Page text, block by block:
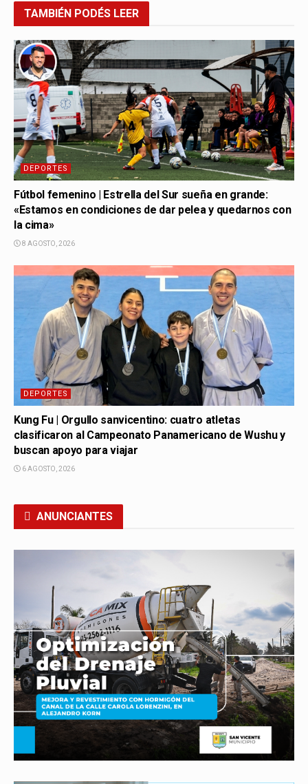
TAMBIÉN PODÉS LEER
DEPORTES
Fútbol femenino | Estrella del Sur sueña en grande:
«Estamos en condiciones de dar pelea y quedarnos con
la cima»
8 AGOSTO, 2026
DEPORTES
Kung Fu | Orgullo sanvicentino: cuatro atletas
clasificaron al Campeonato Panamericano de Wushu y
buscan apoyo para viajar
6 AGOSTO, 2026
ANUNCIANTES